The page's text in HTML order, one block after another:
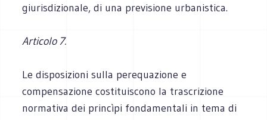
giurisdizionale, di una previsione urbanistica.
Articolo 7.
Le disposizioni sulla perequazione e
compensazione costituiscono la trascrizione
normativa dei princìpi fondamentali in tema di